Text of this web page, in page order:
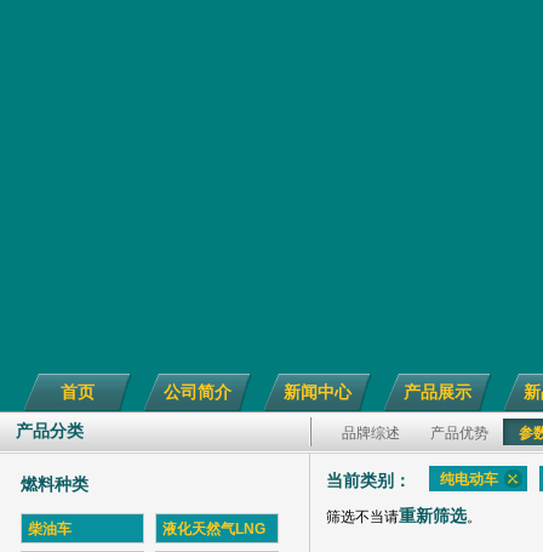
首页 公司简介 新闻中心 产品展示
产品分类 品牌综述 产品优势 参
燃料种类
柴油车 液化天然气LNG
当前类别： 纯电动车
筛选不当请重新筛选。